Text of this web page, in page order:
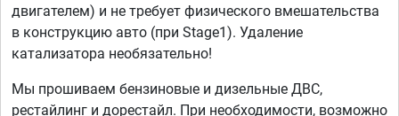
двигателем) и не требует физического вмешательства
в конструкцию авто (при Stage1). Удаление
катализатора необязательно!
Мы прошиваем бензиновые и дизельные ДВС,
рестайлинг и дорестайл. При необходимости, возможно